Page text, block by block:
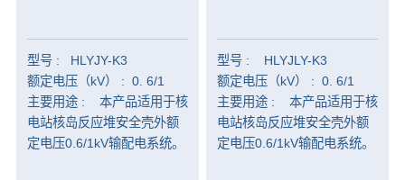
风能专用电缆
太阳能光伏电缆
型号 : HLYJY-K3
额定电压（kV） : 0. 6/1
主要用途 : 本产品适用于核
电站核岛反应堆安全壳外额
定电压0.6/1kV输配电系统。
型号 : HLYJLY-K3
额定电压（kV） : 0. 6/1
主要用途 : 本产品适用于核
电站核岛反应堆安全壳外额
定电压0.6/1kV输配电系统。